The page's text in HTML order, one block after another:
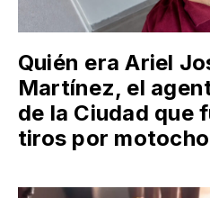
Quién era Ariel
Martínez, el
de la Ciudad que
tiros por